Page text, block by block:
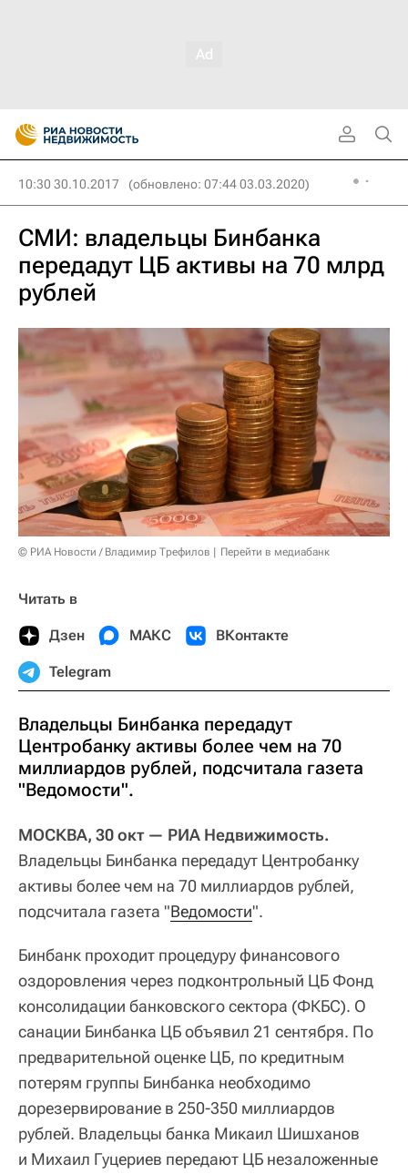
10:30 30.10.2017 (обновлено: 07:44 03.03.2020)
СМИ: владельцы Бинбанка
передадут ЦБ активы на 70 млрд
рублей
© РИА Новости / Владимир Трефилов Перейти в медиабанк
Читать в
Дзен МАКС ВКонтакте
Telegram
Владельцы Бинбанка передадут
Центробанку активы более чем на 70
миллиардов рублей, подсчитала газета
"Ведомости".
МОСКВА, 30 окт — РИА Недвижимость.
Владельцы Бинбанка передадут Центробанку
активы более чем на 70 миллиардов рублей,
подсчитала газета "Ведомости".
Бинбанк проходит процедуру финансового
оздоровления через подконтрольный ЦБ Фонд
консолидации банковского сектора (ФКБС). О
санации Бинбанка ЦБ объявил 21 сентября. По
предварительной оценке ЦБ, по кредитным
потерям группы Бинбанка необходимо
дорезервирование в 250-350 миллиардов
рублей. Владельцы банка Микаил Шишханов
и Михаил Гуцериев передают ЦБ незаложенные